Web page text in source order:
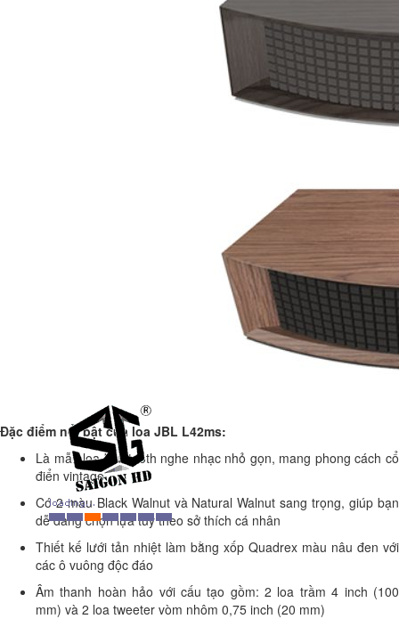
Đặc điểm nổi bật của loa JBL L42ms:
Là mẫu loa bluetooth nghe nhạc nhỏ gọn, mang phong cách cổ
điển vintage
Có 2 màu Black Walnut và Natural Walnut sang trọng, giúp bạn
dễ dàng chọn lựa tùy theo sở thích cá nhân
Thiết kế lưới tản nhiệt làm bằng xốp Quadrex màu nâu đen với
các ô vuông độc đáo
Âm thanh hoàn hảo với cấu tạo gồm: 2 loa trầm 4 inch (100
mm) và 2 loa tweeter vòm nhôm 0,75 inch (20 mm)